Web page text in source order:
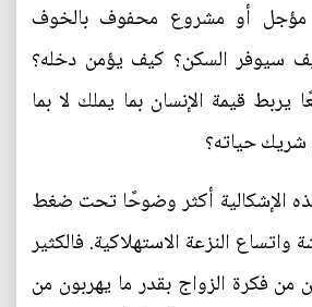
مؤجل أو مشروع محفوف بالخوف
كيف سيوفر السكن؟ كيف يؤمن دخله؟
قيمة الإنسان بما يملك لا بما
شريك حياته؟
الإشكالية أكثر وضوحًا تحت ضغط
واتساع النزعة الاستهلاكية. فالكثير
من فكرة الزواج بقدر ما يهربون من